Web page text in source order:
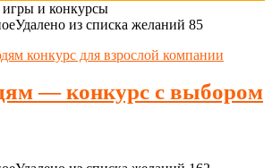
игры и конкурсы
Удалено из списка желаний 85
— конкурс с выбором